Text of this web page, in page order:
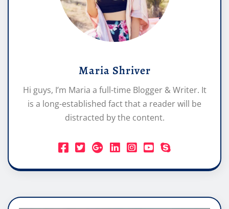
Maria Shriver
Hi guys, I’m Maria a full-time Blogger & Writer. It
is a long-established fact that a reader will be
distracted by the content.